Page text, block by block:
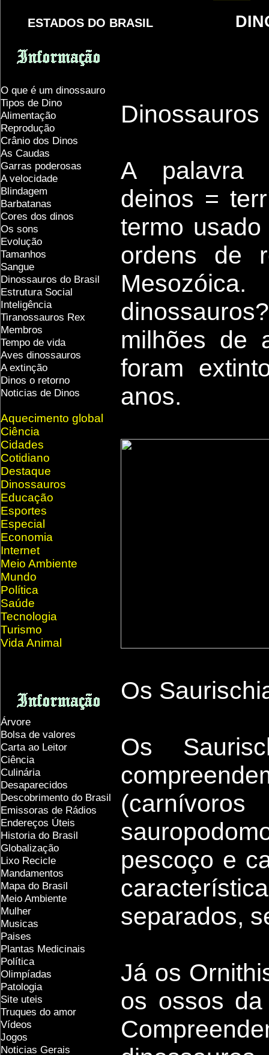
ESTADOS DO BRASIL
O que é um dinossauro
Tipos de Dino
Alimentação
Reprodução
Crânio dos Dinos
As Caudas
Garras poderosas
A velocidade
Blindagem
Barbatanas
Cores dos dinos
Os sons
Evolução
Tamanhos
Sangue
Dinossauros do Brasil
Estrutura Social
Inteligência
Tiranossauros Rex
Membros
Tempo de vida
Aves dinossauros
A extinção
Dinos o retorno
Noticias de Dinos
Aquecimento global
Ciência
Cidades
Cotidiano
Destaque
Dinossauros
Educação
Esportes
Especial
Economia
Internet
Meio Ambiente
Mundo
Política
Saúde
Tecnologia
Turismo
Vida Animal
Árvore
Bolsa de valores
Carta ao Leitor
Ciência
Culinária
Desaparecidos
Descobrimento do Brasil
Emissoras de Rádios
Endereços Úteis
Historia do Brasil
Globalização
Lixo Recicle
Mandamentos
Mapa do Brasil
Meio Ambiente
Mulher
Musicas
Paises
Plantas Medicinais
Política
Olimpíadas
Patologia
Site uteis
Truques do amor
Vídeos
Jogos
Noticias Gerais
Dinossauros
A palavra
deinos =
termo
ordens de
milhões de
foram
anos.
Os
Os
pescoço e
separados,
Já os
os ossos